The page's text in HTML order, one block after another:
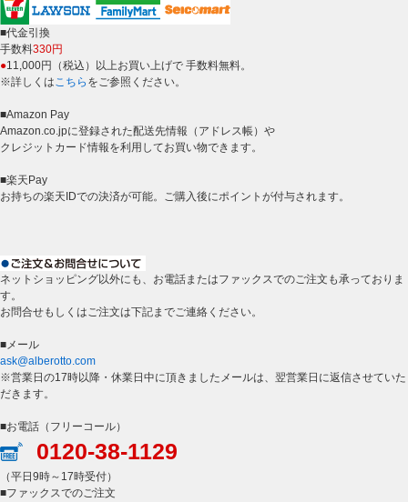
■代金引換
手数料330円
●11,000円（税込）以上お買い上げで 手数料無料。
※詳しくはこちら をご参照ください。
■Amazon Pay
Amazon.co.jpに登録された配送先情報（アドレス帳）や
クレジットカード情報を利用してお買い物できます。
■楽天Pay
お持ちの楽天IDでの決済が可能。ご購入後にポイントが付与されます。
ネットショッピング以外にも、お電話またはファックスでのご注文も承っておりま
す。
お問合せもしくはご注文は下記までご連絡ください。
■メール
ask@alberotto.com
※営業日の17時以降・休業日中に頂きましたメールは、翌営業日に返信させていた
だきます。
■お電話（フリーコール）
0120-38-1129
（平日9時～17時受付）
■ファックスでのご注文